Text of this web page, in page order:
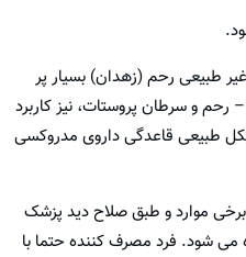
طبیعی رحم (زهدان) بسیار پر
و سرطان پروستات، نیز کاربرد
طبیعی قاعدگی داروی مدروکسی
موارد و طبق صلاح دید پزشک
می شود. فرد مصرف کننده حتما با